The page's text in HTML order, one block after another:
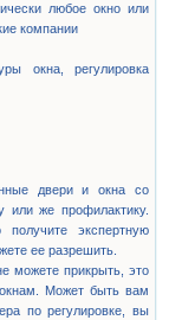
любое окно или
компании
окна, регулировка
двери и окна со
или же профилактику.
экспертную
ее разрешить.
можете прикрыть, это
Может быть вам
по регулировке, вы